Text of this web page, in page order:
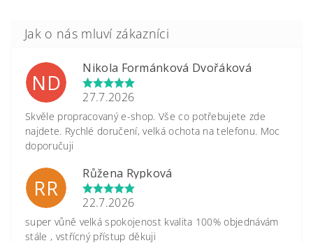
ND
Nikola Formánková Dvořáková
27.7.2026
Skvěle propracovaný e-shop. Vše co potřebujete zde
najdete. Rychlé doručení, velká ochota na telefonu. Moc
doporučuji
RR
Růžena Rypková
22.7.2026
super vůně velká spokojenost kvalita 100% objednávám
stále , vstřícný přístup děkuji